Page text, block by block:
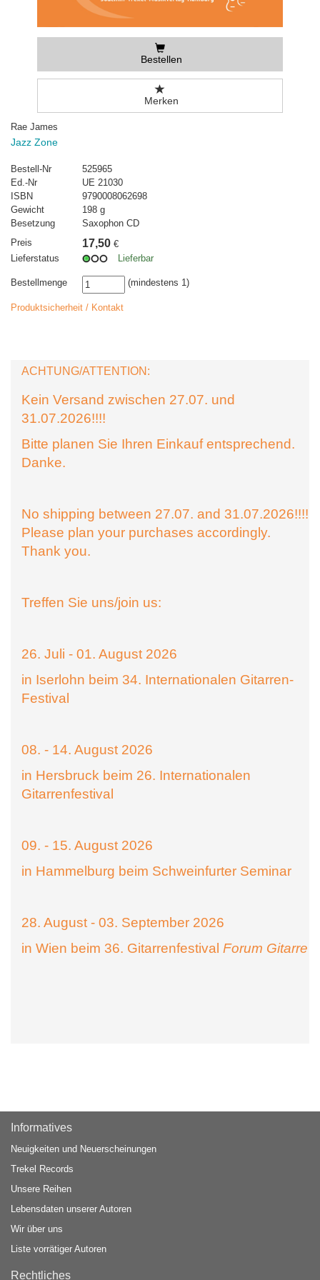
Bestellen
Merken
Rae James
Jazz Zone
Bestell-Nr
525965
Ed.-Nr
UE 21030
ISBN
9790008062698
Gewicht
198 g
Besetzung
Saxophon CD
Preis
17,50 €
Lieferstatus
Lieferbar
Bestellmenge (mindestens 1)
Produktsicherheit / Kontakt
ACHTUNG/ATTENTION:
Kein Versand zwischen 27.07. und
31.07.2026!!!!
Bitte planen Sie Ihren Einkauf entsprechend.
Danke.
No shipping between 27.07. and 31.07.2026!!!!
Please plan your purchases accordingly.
Thank you.
Treffen Sie uns/join us:
26. Juli - 01. August 2026
in Iserlohn beim 34. Internationalen Gitarren-
Festival
08. - 14. August 2026
in Hersbruck beim 26. Internationalen
Gitarrenfestival
09. - 15. August 2026
in Hammelburg beim Schweinfurter Seminar
28. August - 03. September 2026
in Wien beim 36. Gitarrenfestival Forum Gitarre
Informatives
Neuigkeiten und Neuerscheinungen
Trekel Records
Unsere Reihen
Lebensdaten unserer Autoren
Wir über uns
Liste vorrätiger Autoren
Rechtliches